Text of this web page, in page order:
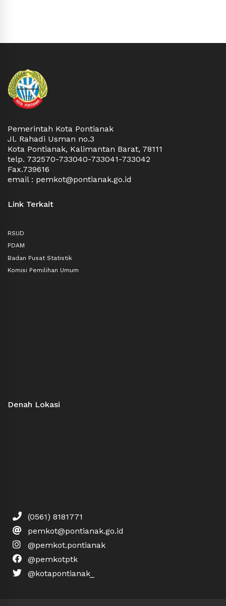
Pemerintah Kota Pontianak
Jl. Rahadi Usman no.3
Kota Pontianak, Kalimantan Barat, 78111
telp. 732570-733040-733041-733042
Fax.739616
email : pemkot@pontianak.go.id
Link Terkait
RSUD
PDAM
Badan Pusat Statistik
Komisi Pemilihan Umum
Denah Lokasi
(0561) 8181771
pemkot@pontianak.go.id
@pemkot.pontianak
@pemkotptk
@kotapontianak_